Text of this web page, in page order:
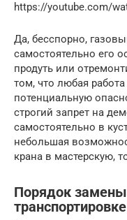
https://youtube.com/
Да, бесспорно,
самостоятельно его
продуть или
том, что любая
потенциальную
строгий запрет на
самостоятельно в
небольшая
крана в мастерскую,
Порядок
транспортировке